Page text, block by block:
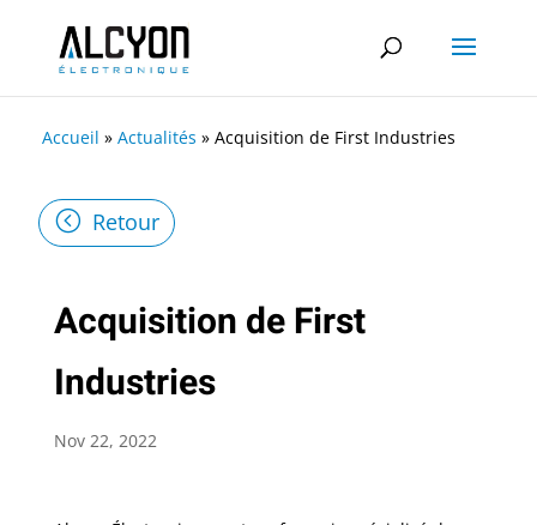
Accueil » Actualités » Acquisition de First Industries
Retour
Acquisition de First
Industries
Nov 22, 2022